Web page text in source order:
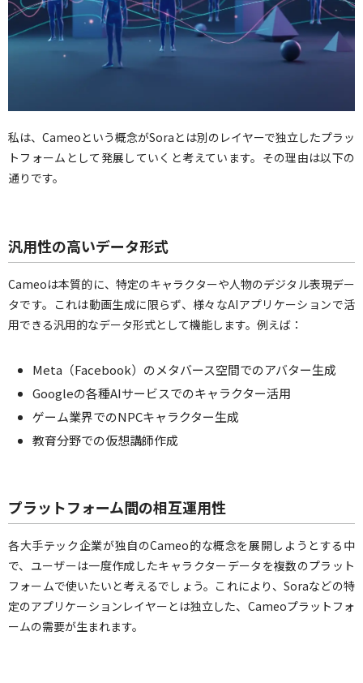
私は、Cameoという概念がSoraとは別のレイヤーで独立したプラッ
トフォームとして発展していくと考えています。その理由は以下の
通りです。
汎用性の高いデータ形式
Cameoは本質的に、特定のキャラクターや人物のデジタル表現デー
タです。これは動画生成に限らず、様々なAIアプリケーションで活
用できる汎用的なデータ形式として機能します。例えば：
Meta（Facebook）のメタバース空間でのアバター生成
Googleの各種AIサービスでのキャラクター活用
ゲーム業界でのNPCキャラクター生成
教育分野での仮想講師作成
プラットフォーム間の相互運用性
各大手テック企業が独自のCameo的な概念を展開しようとする中
で、ユーザーは一度作成したキャラクターデータを複数のプラット
フォームで使いたいと考えるでしょう。これにより、Soraなどの特
定のアプリケーションレイヤーとは独立した、Cameoプラットフォ
ームの需要が生まれます。